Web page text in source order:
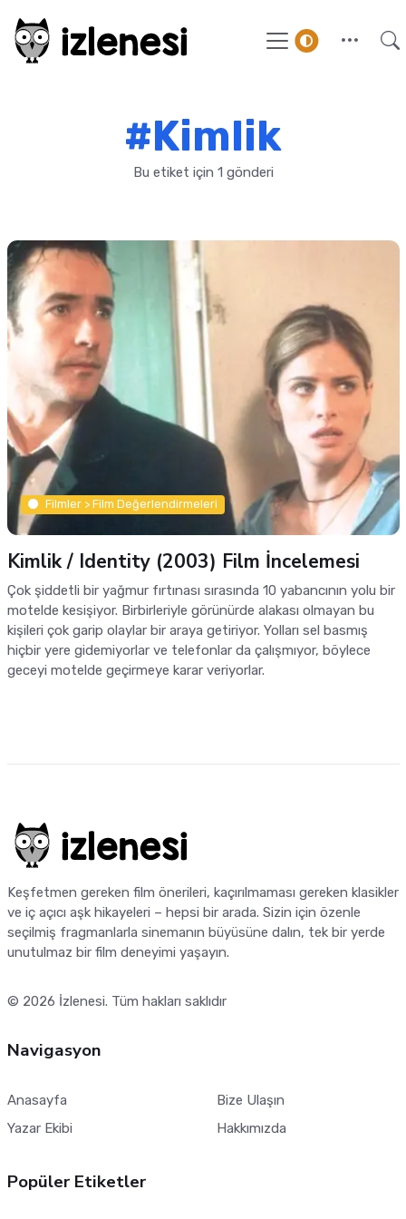
#Kimlik
Bu etiket için 1 gönderi
Filmler > Film Değerlendirmeleri
Kimlik / Identity (2003) Film İncelemesi
Çok şiddetli bir yağmur fırtınası sırasında 10 yabancının yolu bir
motelde kesişiyor. Birbirleriyle görünürde alakası olmayan bu
kişileri çok garip olaylar bir araya getiriyor. Yolları sel basmış
hiçbir yere gidemiyorlar ve telefonlar da çalışmıyor, böylece
geceyi motelde geçirmeye karar veriyorlar.
Keşfetmen gereken film önerileri, kaçırılmaması gereken klasikler
ve iç açıcı aşk hikayeleri – hepsi bir arada. Sizin için özenle
seçilmiş fragmanlarla sinemanın büyüsüne dalın, tek bir yerde
unutulmaz bir film deneyimi yaşayın.
© 2026 İzlenesi. Tüm hakları saklıdır
Navigasyon
Anasayfa
Yazar Ekibi
Bize Ulaşın
Hakkımızda
Popüler Etiketler